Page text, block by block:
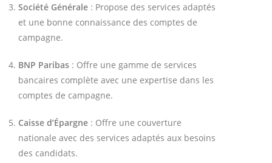
Société Générale : Propose des services adaptés
et une bonne connaissance des comptes de
campagne.
BNP Paribas : Offre une gamme de services
bancaires complète avec une expertise dans les
comptes de campagne.
Caisse d’Épargne : Offre une couverture
nationale avec des services adaptés aux besoins
des candidats.